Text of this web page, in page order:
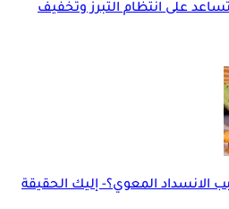
على انتظام التبرز وتخفيف
الانسداد المعوي؟- إليك الحقيقة